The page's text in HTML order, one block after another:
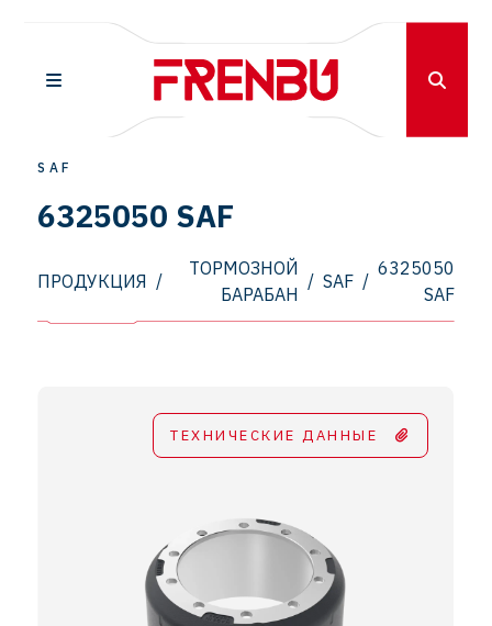
SAF
6325050 SAF
ПРОДУКЦИЯ /
ТОРМОЗНОЙ
БАРАБАН
/ SAF /
6325050
SAF
ТЕХНИЧЕСКИЕ ДАННЫЕ